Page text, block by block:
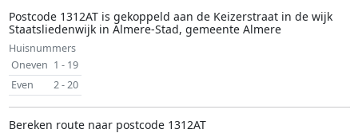
Postcode 1312AT is gekoppeld aan de Keizerstraat in de wijk
Staatsliedenwijk in Almere-Stad, gemeente Almere
Huisnummers
Oneven 1 - 19
Even
2 - 20
Bereken route naar postcode 1312AT